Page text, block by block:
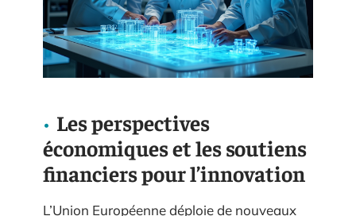
Les perspectives
économiques et les soutiens
financiers pour l’innovation
L’Union Européenne déploie de nouveaux